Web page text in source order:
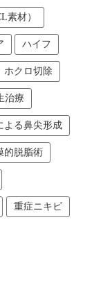
素材）
ハイフ
ホクロ切除
治療
よる鼻尖形成
的脱脂術
重症ニキビ